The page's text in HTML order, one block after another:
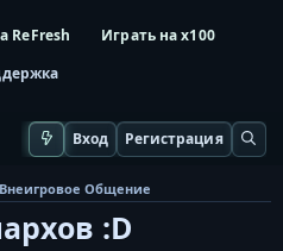
ReFresh
Играть на x100
Вход Регистрация
Внеигровое Общение
:D